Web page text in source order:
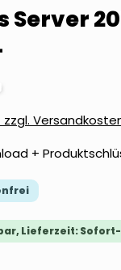
zzgl.
+
Lieferzeit: